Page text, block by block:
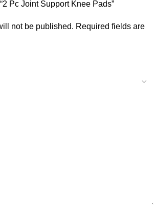
Pc Joint Support Knee Pads”
not be published. Required fields are